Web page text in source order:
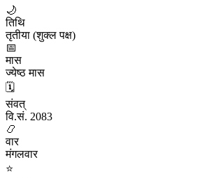
🌙
तिथि
तृतीया (शुक्ल पक्ष)
📅
मास
ज्येष्ठ मास
🗓️
संवत्
वि.सं. 2083
📿
वार
मंगलवार
⭐